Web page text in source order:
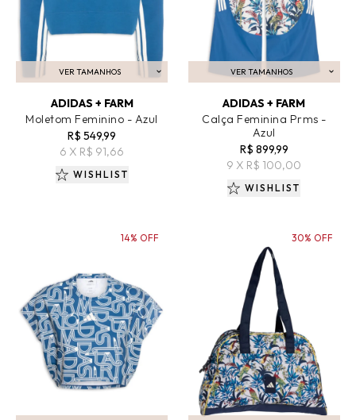
VER TAMANHOS
ADICIONAR AO CARRINHO
ADIDAS + FARM
Moletom Feminino - Azul
R$ 549,99
6 X R$ 91,66
WISHLIST
VER TAMANHOS
ADICIONAR AO CARRINHO
ADIDAS + FARM
Calça Feminina Prms -
Azul
R$ 899,99
9 X R$ 100,00
WISHLIST
14% OFF 30% OFF